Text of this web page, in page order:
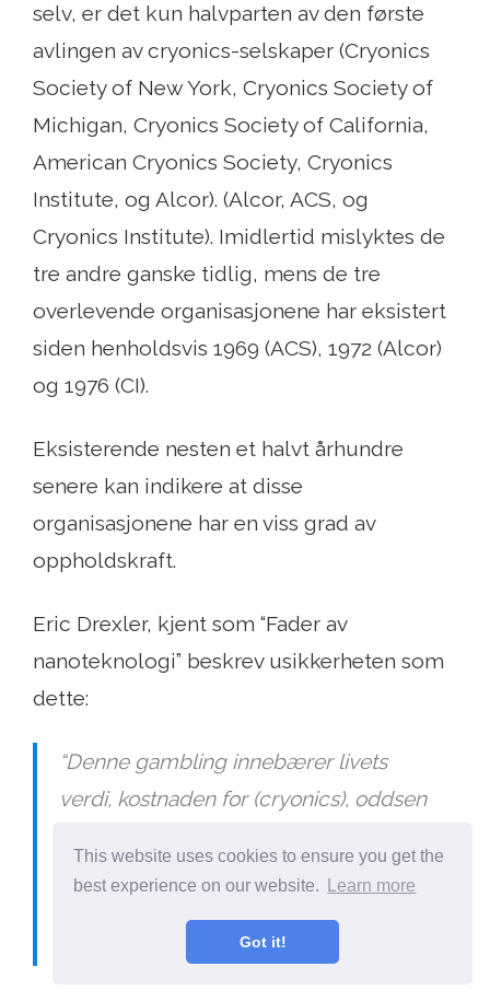
This website uses cookies to ensure you get the
best experience on our website.
Learn more
Got it!
selv, er det kun halvparten av den første
avlingen av cryonics-selskaper (Cryonics
Society of New York, Cryonics Society of
Michigan, Cryonics Society of California,
American Cryonics Society, Cryonics
Institute, og Alcor). (Alcor, ACS, og
Cryonics Institute). Imidlertid mislyktes de
tre andre ganske tidlig, mens de tre
overlevende organisasjonene har eksistert
siden henholdsvis 1969 (ACS), 1972 (Alcor)
og 1976 (CI).
Eksisterende nesten et halvt århundre
senere kan indikere at disse
organisasjonene har en viss grad av
oppholdskraft.
Eric Drexler, kjent som “Fader av
nanoteknologi” beskrev usikkerheten som
dette:
“Denne gambling innebærer livets
verdi, kostnaden for (cryonics), oddsen
virker utmerket), og oddsen om at
teknologien og gjenopplive folk.”